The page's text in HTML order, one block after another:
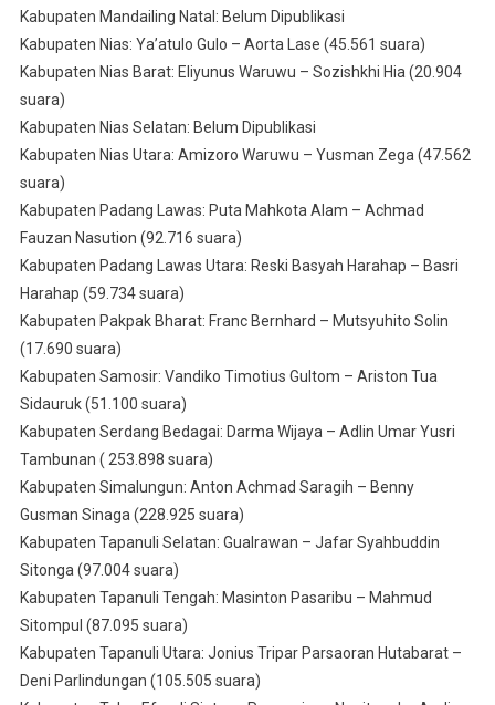
Kabupaten Mandailing Natal: Belum Dipublikasi
Kabupaten Nias: Ya’atulo Gulo – Aorta Lase (45.561 suara)
Kabupaten Nias Barat: Eliyunus Waruwu – Sozishkhi Hia (20.904
suara)
Kabupaten Nias Selatan: Belum Dipublikasi
Kabupaten Nias Utara: Amizoro Waruwu – Yusman Zega (47.562
suara)
Kabupaten Padang Lawas: Puta Mahkota Alam – Achmad
Fauzan Nasution (92.716 suara)
Kabupaten Padang Lawas Utara: Reski Basyah Harahap – Basri
Harahap (59.734 suara)
Kabupaten Pakpak Bharat: Franc Bernhard – Mutsyuhito Solin
(17.690 suara)
Kabupaten Samosir: Vandiko Timotius Gultom – Ariston Tua
Sidauruk (51.100 suara)
Kabupaten Serdang Bedagai: Darma Wijaya – Adlin Umar Yusri
Tambunan ( 253.898 suara)
Kabupaten Simalungun: Anton Achmad Saragih – Benny
Gusman Sinaga (228.925 suara)
Kabupaten Tapanuli Selatan: GuaIrawan – Jafar Syahbuddin
Sitonga (97.004 suara)
Kabupaten Tapanuli Tengah: Masinton Pasaribu – Mahmud
Sitompul (87.095 suara)
Kabupaten Tapanuli Utara: Jonius Tripar Parsaoran Hutabarat –
Deni Parlindungan (105.505 suara)